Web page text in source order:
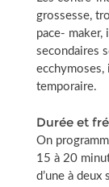
grossesse,
pace- maker,
secondaires
ecchymoses,
temporaire.
Durée et
On
15 à 20
d’une à deux